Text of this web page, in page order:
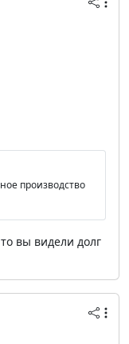
производство
вы видели долг